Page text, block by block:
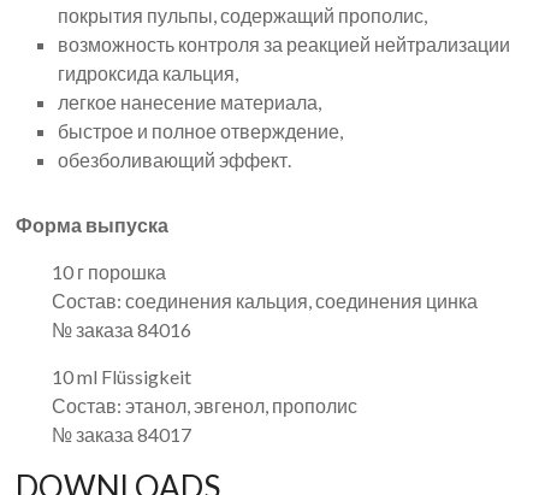
покрытия пульпы, содержащий прополис,
возможность контроля за реакцией нейтрализации
гидроксида кальция,
легкое нанесение материала,
быстрое и полное отверждение,
обезболивающий эффект.
Форма выпуска
10 г порошка
Состав: соединения кальция, соединения цинка
№ заказа 84016
10 ml Flüssigkeit
Состав: этанол, эвгенол, прополис
№ заказа 84017
DOWNLOADS